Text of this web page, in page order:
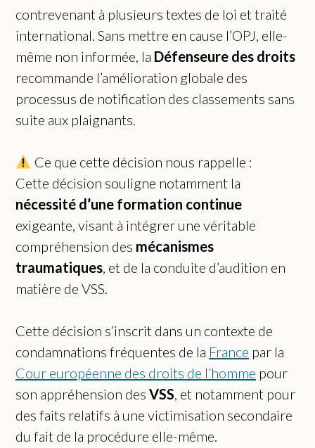
contrevenant à plusieurs textes de loi et traité
international. Sans mettre en cause l’OPJ, elle-
même non informée, la Défenseure des droits
recommande l’amélioration globale des
processus de notification des classements sans
suite aux plaignants.
Ce que cette décision nous rappelle :
Cette décision souligne notamment la
nécessité d’une formation continue
exigeante, visant à intégrer une véritable
compréhension des mécanismes
traumatiques, et de la conduite d’audition en
matière de VSS.
Cette décision s’inscrit dans un contexte de
condamnations fréquentes de la France par la
Cour européenne des droits de l’homme pour
son appréhension des VSS, et notamment pour
des faits relatifs à une victimisation secondaire
du fait de la procédure elle-même.